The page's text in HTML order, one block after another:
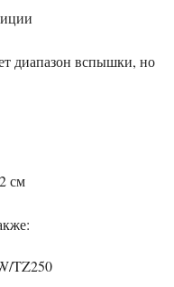
диапазон вспышки, но
см
TZ250